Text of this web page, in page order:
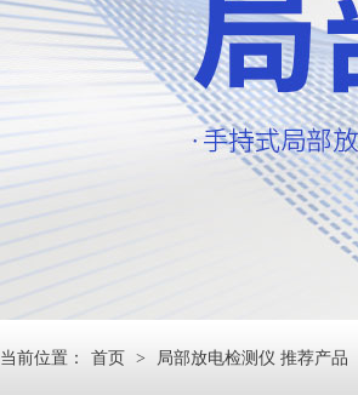
当前位置： 首页 > 局部放电检测仪 推荐产品